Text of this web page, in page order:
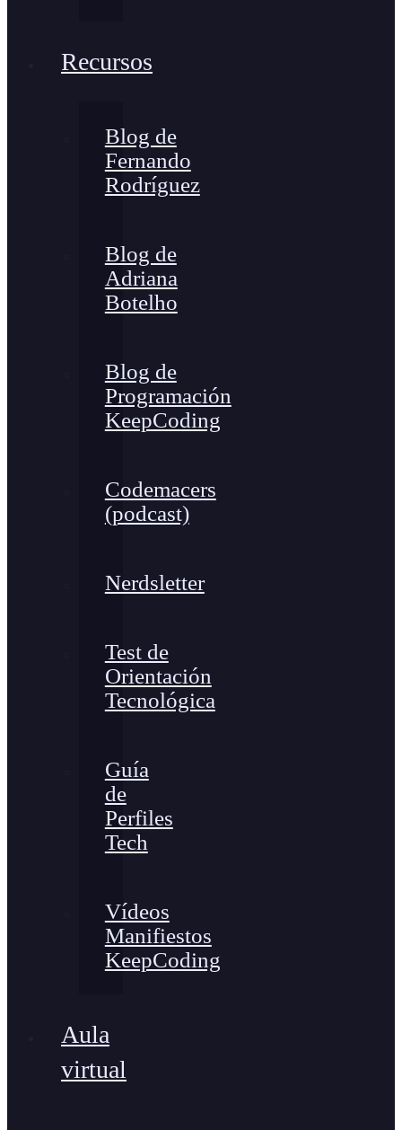
Recursos
Blog de
Fernando
Rodríguez
Blog de
Adriana
Botelho
Blog de
Programación
KeepCoding
Codemacers
(podcast)
Nerdsletter
Test de
Orientación
Tecnológica
Guía
de
Perfiles
Tech
Vídeos
Manifiestos
KeepCoding
Aula
virtual